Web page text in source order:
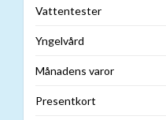
Vattentester
Yngelvård
Månadens varor
Presentkort